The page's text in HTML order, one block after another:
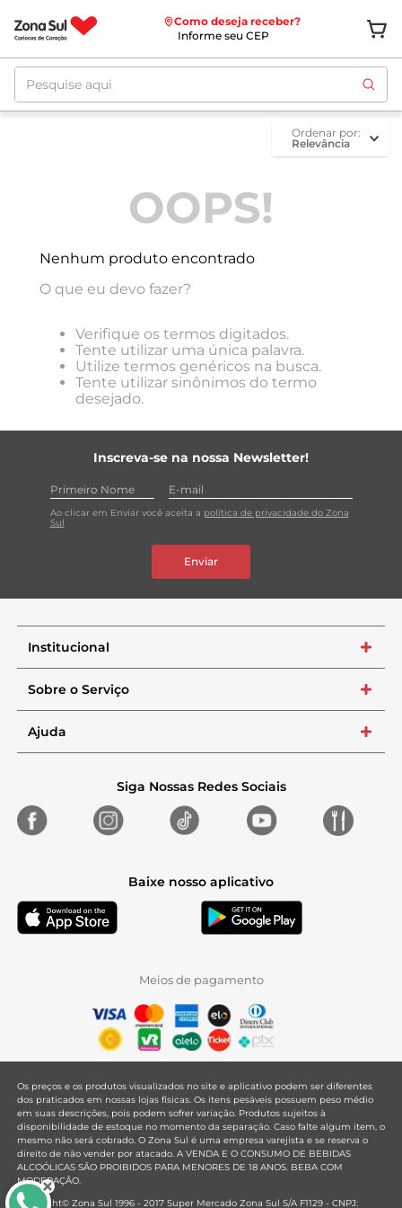
Como deseja receber?
Informe seu CEP
Pesquise aqui
ordenar por
Relevância
OOPS!
Nenhum produto encontrado
O que eu devo fazer?
Verifique os termos digitados.
Tente utilizar uma única palavra.
Utilize termos genéricos na busca.
Tente utilizar sinônimos do termo
desejado.
Inscreva-se na nossa Newsletter!
Ao clicar em Enviar você aceita a política de privacidade do Zona
Sul
Enviar
Institucional +
Sobre o Serviço +
Ajuda +
Siga Nossas Redes Sociais
Baixe nosso aplicativo
Meios de pagamento
Os preços e os produtos visualizados no site e aplicativo podem ser diferentes
dos praticados em nossas lojas físicas. Os itens pesáveis possuem peso médio
em suas descrições, pois podem sofrer variação. Produtos sujeitos à
disponibilidade de estoque no momento da separação. Caso falte algum item, o
mesmo não será cobrado. O Zona Sul é uma empresa varejista e se reserva o
direito de não vender por atacado. A VENDA E O CONSUMO DE BEBIDAS
ALCOÓLICAS SÃO PROIBIDOS PARA MENORES DE 18 ANOS. BEBA COM
MODERAÇÃO.
Copyright© Zona Sul 1996 - 2017 Super Mercado Zona Sul S/A F1129 - CNPJ: